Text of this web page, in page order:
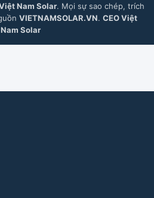
Nam Solar. Mọi sự sao chép, trích
VIETNAMSOLAR.VN. CEO Việt
Nam Solar